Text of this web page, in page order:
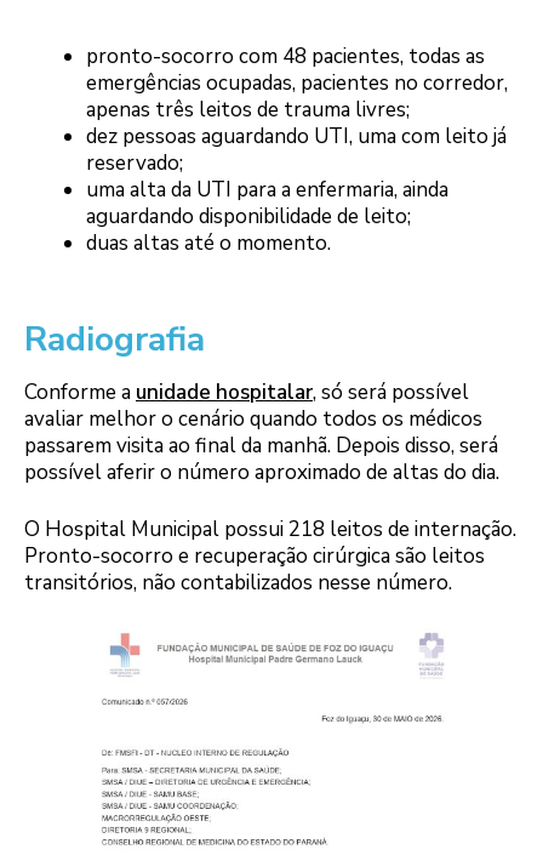
pronto-socorro com 48 pacientes, todas as
emergências ocupadas, pacientes no corredor,
apenas três leitos de trauma livres;
dez pessoas aguardando UTI, uma com leito já
reservado;
uma alta da UTI para a enfermaria, ainda
aguardando disponibilidade de leito;
duas altas até o momento.
Radiografia
Conforme a unidade hospitalar, só será possível
avaliar melhor o cenário quando todos os médicos
passarem visita ao final da manhã. Depois disso, será
possível aferir o número aproximado de altas do dia.
O Hospital Municipal possui 218 leitos de internação.
Pronto-socorro e recuperação cirúrgica são leitos
transitórios, não contabilizados nesse número.